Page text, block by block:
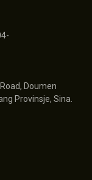
Doumen
Provinsje, Sina.